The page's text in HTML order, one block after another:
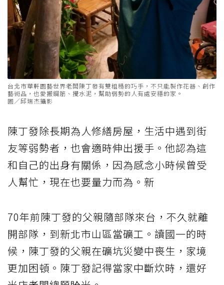
台北市華軒園藝世界老闆陳丁發有雙粗糙的巧手，不只能製作花器、創作
藝術品，也愛搬鋼筋、攪水泥，幫助弱勢的人有處安穩的家。
圖／邱瑞杰攝影
陳丁發除長期為人修繕房屋，生活中遇到街
友等弱勢者，也會適時伸出援手。他認為這
和自己的出身有關係，因為感念小時候曾受
人幫忙，現在也要量力而為。新
70年前陳丁發的父親隨部隊來台，不久就離
開部隊，到新北市山區當礦工。讀國一的時
候，陳丁發的父親在礦坑災變中喪生，家境
更加困頓。陳丁發記得當家中斷炊時，還好